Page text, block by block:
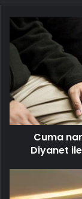
Cuma
namazı
nasıl
kılınır
ve
kaç
rekattır?
Diyanet
ile
Cuma
Diyanet ile